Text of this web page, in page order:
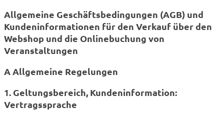
Allgemeine Geschäftsbedingungen (AGB) und
Kundeninformationen für den Verkauf über den
Webshop und die Onlinebuchung von
Veranstaltungen
AAllgemeine Regelungen
1. Geltungsbereich, Kundeninformation:
Vertragssprache